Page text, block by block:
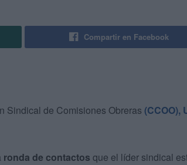
Compartir en Facebook
Sindical de Comisiones Obreras (CCOO),
ronda de contactos que el líder sindical